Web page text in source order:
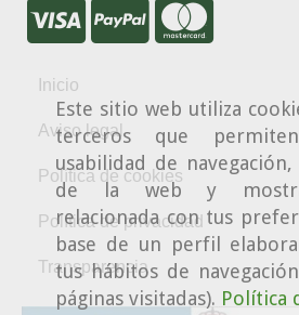
Este sitio web utiliza
terceros que
usabilidad de
de la web y
relacionada con tus
base de un perfil
tus hábitos de
páginas visitadas). Política
Inicio
Aviso legal
Política de cookies
Política de privacidad
Transparencia